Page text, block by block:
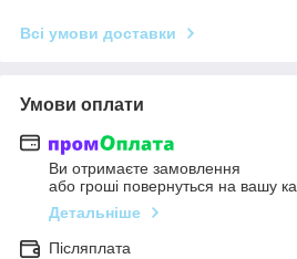
Всі умови доставки
Умови оплати
Ви отримаєте замовлення
або гроші повернуться на вашу
Детальніше
Післяплата